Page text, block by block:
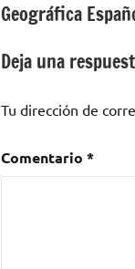
entradas
Geográfica
Deja una
Tu dirección de
Comentario *